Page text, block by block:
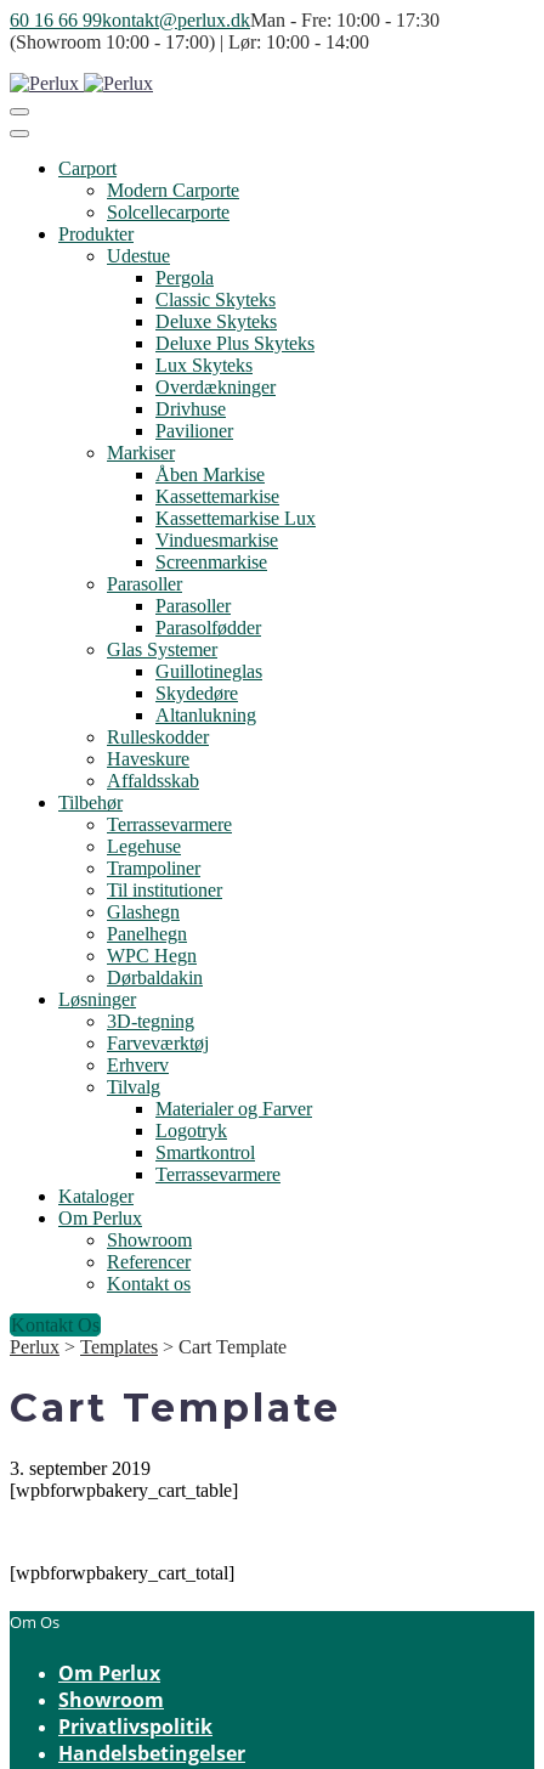
60 16 66 99kontakt@perlux.dkMan - Fre: 10:00 - 17:30
(Showroom 10:00 - 17:00) | Lør: 10:00 - 14:00
Carport
Modern Carporte
Solcellecarporte
Produkter
Udestue
Pergola
Classic Skyteks
Deluxe Skyteks
Deluxe Plus Skyteks
Lux Skyteks
Overdækninger
Drivhuse
Pavilioner
Markiser
Åben Markise
Kassettemarkise
Kassettemarkise Lux
Vinduesmarkise
Screenmarkise
Parasoller
Parasoller
Parasolfødder
Glas Systemer
Guillotineglas
Skydedøre
Altanlukning
Rulleskodder
Haveskure
Affaldsskab
Tilbehør
Terrassevarmere
Legehuse
Trampoliner
Til institutioner
Glashegn
Panelhegn
WPC Hegn
Dørbaldakin
Løsninger
3D-tegning
Farveværktøj
Erhverv
Tilvalg
Materialer og Farver
Logotryk
Smartkontrol
Terrassevarmere
Kataloger
Om Perlux
Showroom
Referencer
Kontakt os
Kontakt Os
Perlux > Templates > Cart Template
Cart Template
3. september 2019
[wpbforwpbakery_cart_table]
[wpbforwpbakery_cart_total]
Om Os
Om Perlux
Showroom
Privatlivspolitik
Handelsbetingelser